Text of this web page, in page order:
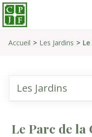
Accueil Les Jardins
Les Jardins
Le Parc de la